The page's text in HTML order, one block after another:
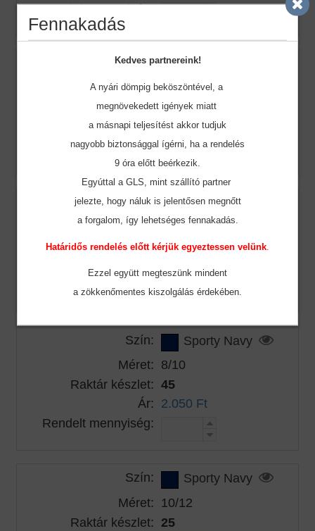
Rendelt mennyiség:
Szín:
Sky Blue
Méret: 12/14
Raktár készlet: 23
Ár: 2.050 Ft
Rendelt mennyiség:
Szín:
Sporty Navy
Méret: 6/8
Raktár készlet: 45
2.050 Ft
Rendelt mennyiség:
Szín:
Sporty Navy
Méret: 8/10
Raktár készlet: 45
Ár: 2.050 Ft
Rendelt mennyiség:
Szín:
Sporty Navy
Méret: 10/12
Raktár készlet: 25
Fennakadás
Kedves partnereink!
A nyári dömpig beköszöntével, a
megnövekedett igények miatt
a másnapi teljesítést akkor tudjuk
nagyobb biztonsággal ígérni, ha a rendelés
9 óra előtt beérkezik.
Egyúttal a GLS, mint szállító partner
jelezte, hogy náluk is jelentősen megnőtt
a forgalom, így lehetséges fennakadás.
Határidős rendelés előtt kérjük egyeztessen velünk
Ezzel együtt megteszünk mindent
a zökkenőmentes kiszolgálás érdekében.